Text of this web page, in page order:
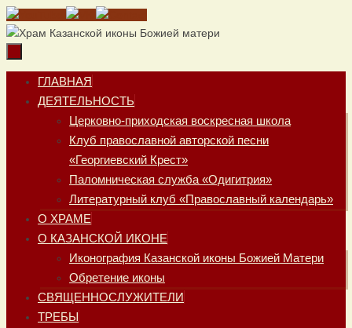
Перейти
к
Перейти
содержимому
ГЛАВНАЯ
ДЕЯТЕЛЬНОСТЬ
Церковно-приходская воскресная школа
Клуб православной авторской песни
«Георгиевский Крест»
Паломническая служба «Одигитрия»
Литературный клуб «Православный календарь»
О ХРАМЕ
О КАЗАНСКОЙ ИКОНЕ
Иконография Казанской иконы Божией Матери
Обретение иконы
СВЯЩЕННОСЛУЖИТЕЛИ
ТРЕБЫ